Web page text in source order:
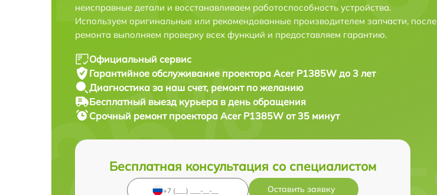
неисправные детали и восстанавливаем работоспособность устройства.
Используем оригинальные или рекомендованные производителем запчасти, после
ремонта выполняем проверку всех функций и предоставляем гарантию.
Официальный сервис
Гарантийное обслуживание проектора Acer P1385W до 3 лет
Диагностика за наш счет, ремонт по желанию
Бесплатный выезд курьера в день обращения
Срочный ремонт проектора Acer P1385W от 35 минут
Бесплатная консультация со специалистом
Оставить заявку